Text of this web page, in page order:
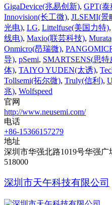
GigaDevice(兆易创新), GPT(
Innovision(长工微), JLSEMI(景
光电), LG, Littelfuse(美国力特),
线电), Maxio(联芸科技),
Onmicro(昂瑞微),
导), pSemi, SMARTSENS(思特
体), TAIYO YUDEN(太诱),
Tollsemi(拓尔微), Truly(信利),
兆), Wolfspeed
官网
http://www.neusemi.com/
电话
+86-15366157279
地址
深圳市华强北路1019号华强广
518000
深圳市天午科技有限公司